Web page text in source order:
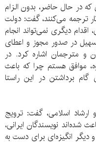
که در حال حاضر، بدون الزام
ترجمه می‌کنند، گفت: دولت
دیگری نمی‌تواند انجام
در صدور مجوز و اعطای
و مترجمان اشاره کرد. در
موافق هستم چرا که باعث
برداشتن در این راستا
اسلامی، گفت: ترویج
شده‌اند نویسندگان ایرانی،
دیگر انگیزه‌ای برای دست به